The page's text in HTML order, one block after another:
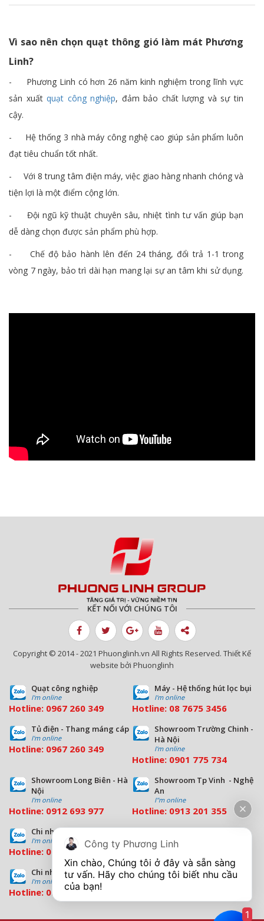
Vì sao nên chọn quạt thông gió làm mát Phương
Linh?
- Phương Linh có hơn 26 năm kinh nghiệm trong lĩnh vực
sản xuấtquạt công nghiệp, đảm bảo chất lượng và sự tin
cậy.
- Hệ thống 3 nhà máy công nghệ cao giúp sản phẩm luôn
đạt tiêu chuẩn tốt nhất.
- Với 8 trung tâm điện máy, việc giao hàng nhanh chóng và
tiện lợi là một điểm cộng lớn.
- Đội ngũ kỹ thuật chuyên sâu, nhiệt tình tư vấn giúp bạn
dễ dàng chọn được sản phẩm phù hợp.
- Chế độ bảo hành lên đến 24 tháng, đổi trả 1-1 trong
vòng 7 ngày, bảo trì dài hạn mang lại sự an tâm khi sử dụng.
KẾT NỐI VỚI CHÚNG TÔI
Copyright © 2014 - 2021 Phuonglinh.vn All Rights Reserved. Thiết Kế
website bởi Phuonglinh
Quạt công nghiệp
I'm online
Hotline: 0967 260 349
Máy - Hệ thống hút lọc bụi
I'm online
Hotline: 08 7675 3456
Tủ điện - Thang máng cáp
I'm online
Hotline: 0967 260 349
Showroom Trường Chinh -
Hà Nội
I'm online
Hotline: 0901 775 734
Showroom Long Biên - Hà
Nội
I'm online
Hotline: 0912 693 977
Showroom Tp Vinh - Nghệ
An
I''m online
Hotline: 0913 201 355
Chi nhánh Đà Nẵng
I'm online
Hotline: 0963 544 563
Chi nhánh Hồ Chí Minh
I'm online
Hotline:0909 503 696
Chi nhánh Bình Dương
I'm online
Hotline: 0933 569 039
Công ty Phương Linh
Xin chào, Chúng tôi ở đây và sẵn sàng
tư vấn. Hãy cho chúng tôi biết nhu cầu
1